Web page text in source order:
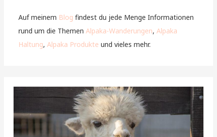
Auf meinem Blog findest du jede Menge Informationen
rund um die ThemenAlpaka-Wanderungen,Alpaka
Haltung,Alpaka Produkte und vieles mehr.